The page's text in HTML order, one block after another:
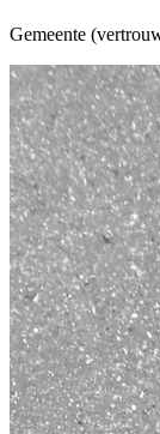
Gemeente